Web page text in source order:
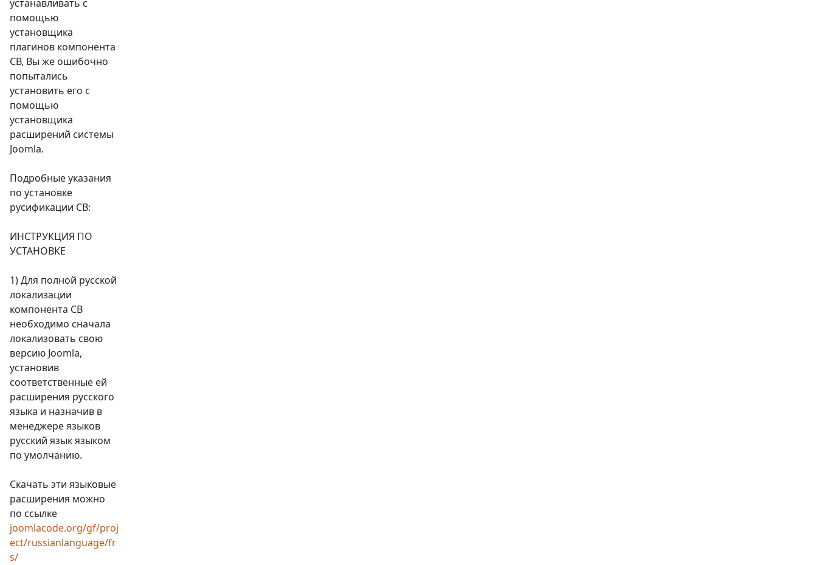
устанавливать с
помощью
установщика
плагинов компонента
СВ, Вы же ошибочно
попытались
установить его с
помощью
установщика
расширений системы
Joomla.
Подробные указания
по установке
русификации СВ:
ИНСТРУКЦИЯ ПО
УСТАНОВКЕ
1) Для полной русской
локализации
компонента СВ
необходимо сначала
локализовать свою
версию Joomla,
установив
соответственные ей
расширения русского
языка и назначив в
менеджере языков
русский язык языком
по умолчанию.
Скачать эти языковые
расширения можно
по ссылке
joomlacode.org/gf/proj
ect/russianlanguage/fr
s/